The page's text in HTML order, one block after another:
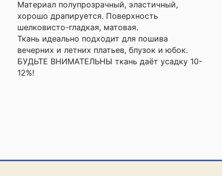
Материал полупрозрачный, эластичный,
хорошо драпируется. Поверхность
шелковисто-гладкая, матовая.
Ткань идеально подходит для пошива
вечерних и летних платьев, блузок и юбок.
БУДЬТЕ ВНИМАТЕЛЬНЫ ткань даёт усадку 10-
12%!